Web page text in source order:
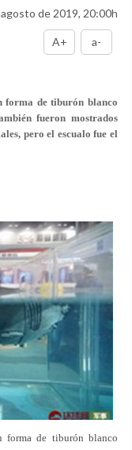
de 2019, 20:00h
A+ a-
forma de tiburón blanco
fueron mostrados
pero el escualo fue el
forma de tiburón blanco